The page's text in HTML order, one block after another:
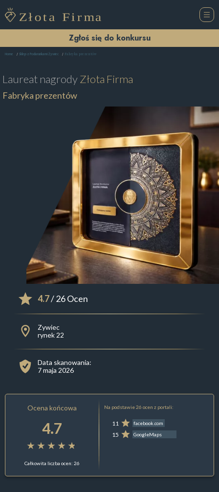
Zgłoś się do konkursu
Home Sklep z Podarunkami Żywiec Fabryka prezentów
Laureat nagrodyZłota Firma
Fabryka prezentów
4.7/ 26 Ocen
Zywiec
rynek 22
Data skanowania:
7 maja 2026
Ocena końcowa
4.7
Całkowita liczba ocen: 26
Na podstawie 26 ocen z portali:
11 facebook.com
15 GoogleMaps